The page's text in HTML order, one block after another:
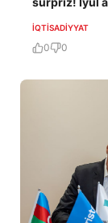
İQTISADIYYAT
0 0